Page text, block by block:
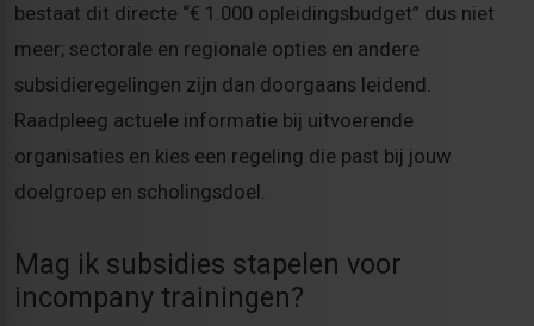
bestaat dit directe “€ 1.000 opleidingsbudget” dus niet
meer; sectorale en regionale opties en andere
subsidieregelingen zijn dan doorgaans leidend.
Raadpleeg actuele informatie bij uitvoerende
organisaties en kies een regeling die past bij jouw
doelgroep en scholingsdoel.
Mag ik subsidies stapelen voor
incompany trainingen?